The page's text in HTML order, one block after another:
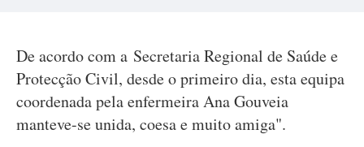
De acordo com a Secretaria Regional de Saúde e
Protecção Civil, desde o primeiro dia, esta equipa
coordenada pela enfermeira Ana Gouveia
manteve-se unida, coesa e muito amiga".